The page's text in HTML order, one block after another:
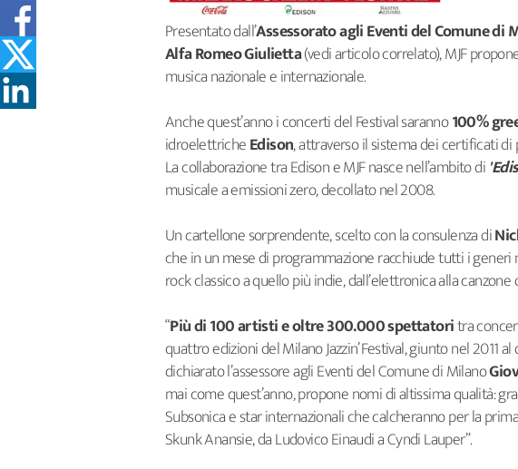
Presentato dall’Assessorato agli Eventi del Comune di
Alfa Romeo Giulietta(vedi articolo correlato), MJF
musica nazionale e internazionale.
Anche quest’anno i concerti del Festival saranno100%
idroelettricheEdison, attraverso il sistema dei certificati di
La collaborazione tra Edison e MJF nasce nell’ambito di
musicale a emissioni zero, decollato nel 2008.
Un cartellone sorprendente, scelto con la consulenza di
che in un mese di programmazione racchiude tutti i
rock classico a quello più indie, dall’elettronica alla canzone
“Più di 100 artisti e oltre 300.000 spettatoritra
quattro edizioni del Milano Jazzin’ Festival, giunto nel 2011
dichiarato l’assessore agli Eventi del Comune di Milano
mai come quest’anno, propone nomi di altissima qualità:
Subsonica e star internazionali che calcheranno per la
Skunk Anansie, da Ludovico Einaudi a Cyndi Lauper”.